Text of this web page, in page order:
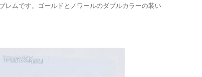
レムです。ゴールドとノワールのダブルカラーの装い